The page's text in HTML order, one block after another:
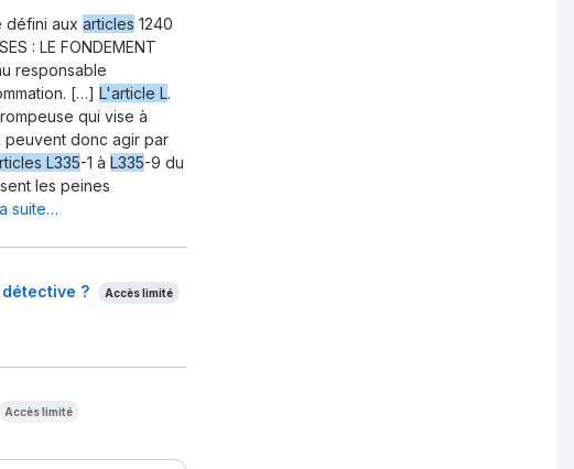
défini aux articles 1240
: LE FONDEMENT
responsable
[…] L'article L.
qui vise à
peuvent donc agir par
L335-1 à L335-9 du
les peines
suite…
? Accès limité
Accès limité